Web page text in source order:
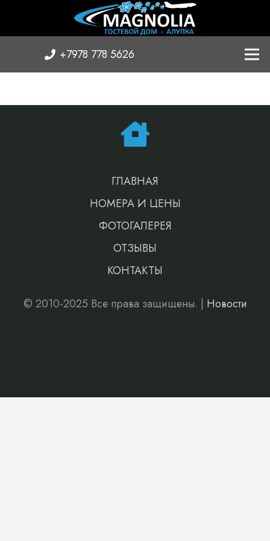
+7978 778 5626
ГЛАВНАЯ
НОМЕРА И ЦЕНЫ
ФОТОГАЛЕРЕЯ
ОТЗЫВЫ
КОНТАКТЫ
© 2010-2025 Все права защищены. | Новости